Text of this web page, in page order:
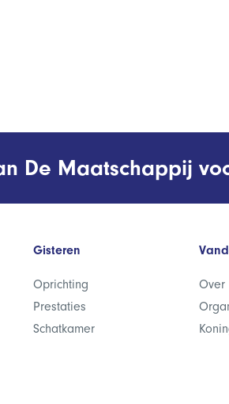
De Maatschappij
Gisteren
Oprichting
Prestaties
Schatkamer
Over